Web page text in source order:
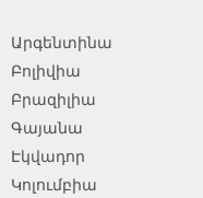
Արգենտինա
Բոլիվիա
Բրազիլիա
Գայանա
Էկվադոր
Կոլումբիա